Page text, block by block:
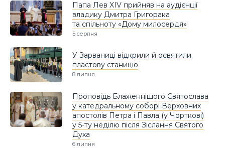
Папа Лев XIV прийняв на аудієнції
владику Дмитра Григорака
та спільноту «Дому милосердя»
5 серпня
У Зарваниці відкрили й освятили
пластову станицю
8 липня
Проповідь Блаженнішого Святослава
у катедральному соборі Верховних
апостолів Петра і Павла (у Чорткові)
у 5-ту неділю після Зіслання Святого
Духа
6 липня